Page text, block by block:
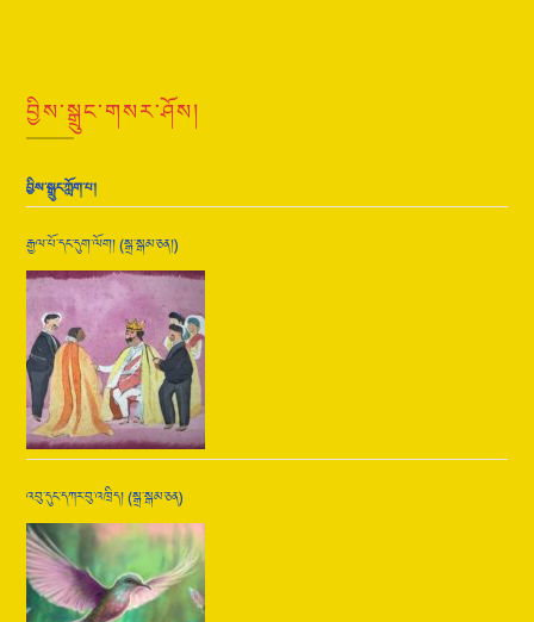
བྱིས་སྒྲུང་གསར་ཤོས།
བྱིས་སྒྲུང་ཀློག་པ།
རྒྱལ་པོ་དང་དུག་ལོག། (སྒྲ་སྒམ་ཅན།)
འབུ་དུང་དཀར་བུ་འཁྲིད། (སྒྲ་སྒམ་ཅན)